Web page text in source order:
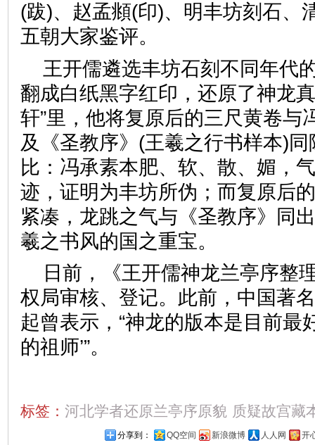
(跋)、赵孟頫(印)、明丰坊刻石、
五朝大家鉴评。
王开儒遴选丰坊石刻不同年代
翻成白纸黑字红印，还原了神龙
轩”里，他将复原后的三尺黄卷与
及《圣教序》(王羲之行书样本)
比：冯承素本肥、软、散、媚，
迹，证明为丰坊所伪；而复原后
紧凑，龙跳之气与《圣教序》同
羲之书风的国之重宝。
日前，《王开儒神龙兰亭序整
权局审核、登记。此前，中国著
起曾表示，“神龙的版本是目前最
的祖师’”。
标签： 河北学者还原兰亭序原貌 质疑故宫藏
分享到： QQ空间 新浪微博 人人网 开